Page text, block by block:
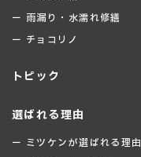
ー 雨漏り・水濡れ修繕
ー チョコリノ
トピック
選ばれる理由
ー ミツケンが選ばれる理由